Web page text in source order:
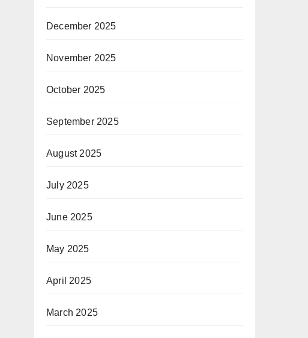
December 2025
November 2025
October 2025
September 2025
August 2025
July 2025
June 2025
May 2025
April 2025
March 2025